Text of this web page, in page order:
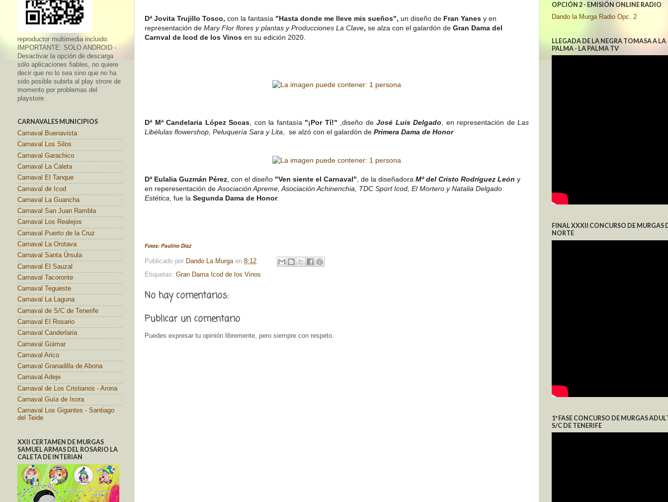
Dª Jovita Trujillo Tosco, con la fantasía "Hasta donde me lleve mis sueños", un diseño de Fran Yanes y en
representación de Mary Flor flores y plantas y Producciones La Clave, se alza con el galardón de Gran Dama del
Carnval de Icod de los Vinos en su edición 2020.
Dª Mª Candelaria López Socas , con la fantasía "¡Por Tí!" ,diseño de José Luis Delgado , en representación de Las
Libélulas flowershop, Peluquería Sara y Lita , se alzó con el galardón de Primera Dama de Honor
Dª Eulalia Guzmán Pérez , con el diseño "Ven siente el Carnaval" , de la diseñadora Mª del Cristo Rodríguez León y
en reperesentación de Asociación Apreme, Asociación Achinenchia, TDC Sport Icod, El Mortero y Natalia Delgado
Estética , fue la Segunda Dama de Honor.
Fotos: Paulino Díaz
Publicado por Dando La Murga en 8:12
Etiquetas: Gran Dama Icod de los Vinos
No hay comentarios:
Publicar un comentario
Puedes expresar tu opinión libremente, pero siempre con respeto.
reproductor multimedia incluido.
IMPORTANTE: SOLO ANDROID -
Desactivar la opción de descarga
sólo aplicaciones fiables, no quiere
decir que no lo sea sino que no ha
sido posible subirla al play strore de
momento por problemas del
playstore.
CARNAVALES MUNICIPIOS
Carnaval Buenavista
Carnaval Los Silos
Carnaval Garachico
Carnaval La Caleta
Carnaval El Tanque
Carnaval de Icod
Carnaval La Guancha
Carnaval San Juan Rambla
Carnaval Los Realejos
Carnaval Puerto de la Cruz
Carnaval La Orotava
Carnaval Santa Úrsula
Carnaval El Sauzal
Carnaval Tacoronte
Carnaval Tegueste
Carnaval La Laguna
Carnaval de S/C de Tenerife
Carnaval El Rosario
Carnaval Canderlaria
Carnaval Güimar
Carnaval Arico
Carnaval Granadilla de Abona
Carnaval Adeje
Carnaval de Los Cristianos - Arona
Carnaval Guía de Isora
Carnaval Los Gigantes - Santiago
del Teide
XXII CERTAMEN DE MURGAS
SAMUEL ARMAS DEL ROSARIO LA
CALETA DE INTERIAN
OPCIÓN 2 - EMISIÓN ONLINE RADIO
Dando la Murga Radio Opc. 2
LLEGADA DE LA NEGRA TOMASA A LA
PALMA - LA PALMA TV
FINAL XXXII CONCURSO DE MURGAS
NORTE
1ª FASE CONCURSO DE MURGAS
S/C DE TENERIFE